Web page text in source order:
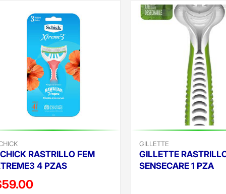
RASTRILLO FEM
4 PZAS
reducido de
GILLETTE
GILLETTE
SENSECARE 1 PZA